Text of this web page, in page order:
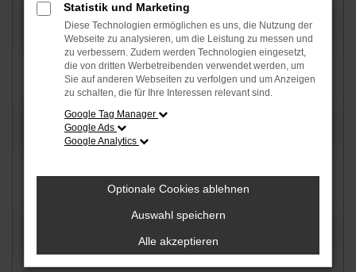
Fahrzeugtyp auswählen
Fahrzeugzustand auswählen
Statistik und Marketing
Diese Technologien ermöglichen es uns, die Nutzung der
Webseite zu analysieren, um die Leistung zu messen und
zu verbessern. Zudem werden Technologien eingesetzt,
die von dritten Werbetreibenden verwendet werden, um
Sie auf anderen Webseiten zu verfolgen und um Anzeigen
zu schalten, die für Ihre Interessen relevant sind.
Google Tag Manager
Google Ads
Google Analytics
Optionale Cookies ablehnen
Auswahl speichern
Alle akzeptieren